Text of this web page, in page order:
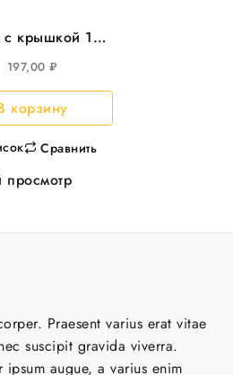
крышкой 11л
366*243мм,
20шт/уп
197,00 ₽
корзину
Сравнить
просмотр
Praesent varius erat vitae
suscipit gravida viverra.
ipsum augue, a varius enim